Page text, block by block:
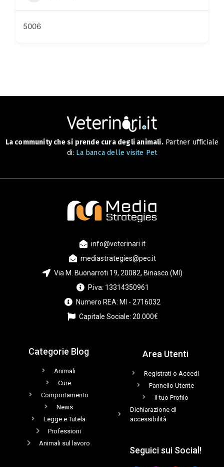
5006
La community che si prende cura degli animali.Partner ufficiale
di: La banca delle visite Pet
info@veterinari.it
mediastrategies@pec.it
Via M. Buonarroti 19, 20082, Binasco (MI)
P.iva: 13314350961
Numero REA: MI - 2716032
Capitale Sociale: 20.000€
Categorie Blog
Animali
Cure
Comportamento
News
Legge e Tutela
Professioni
Animali sul lavoro
Area Utenti
Registrati o Accedi
Pannello Utente
Il tuo Profilo
Dichiarazione di
accessibilità
Seguici sui Social!